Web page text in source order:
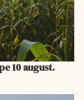
10 august.